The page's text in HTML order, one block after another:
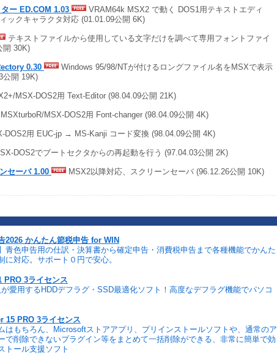
ー ED.COM 1.03
VRAM64k MSX2 で動く DOS1用テキストエディ
ックキャラクタ対応 (01.01.09公開 6K)
テキストファイルから使用している文字だけを調べて専用フォントファイ
開 30K)
0.30
Windows 95/98/NTが付けるロングファイル名をMSXで表示
公開 19K)
MSX-DOS2用 Text-Editor (98.04.09公開 21K)
MSXturboR/MSX-DOS2用 Font-changer (98.04.09公開 4K)
DOS2用 EUC-jp → MS-Kanji コード変換 (98.04.09公開 4K)
DOS2でブートセクタからの再起動を行う (97.04.03公開 2K)
セーバ 1.00 MSX2以降対応、スクリーンセーバ (96.12.26公開 10K)
2026 かんたん節税申告 for WIN
青色申告用の仕訳・決算書から確定申告・消費税申告まで各種機能でかんた
に対応。サポート０円で安心。
PRO 3ライセンス
愛用するHDDデフラグ・SSD最適化ソフト！高度なデフラグ機能でパソコ
15 PRO 3ライセンス
はもちろん、Microsoftストアアプリ、プリインストールソフトや、通常のア
で削除できないプラグイン等をまとめて一括削除ができる、非常に簡単で効
トール支援ソフト